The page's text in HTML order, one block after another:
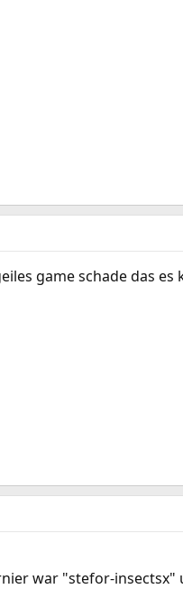
game schade das
war "stefor-